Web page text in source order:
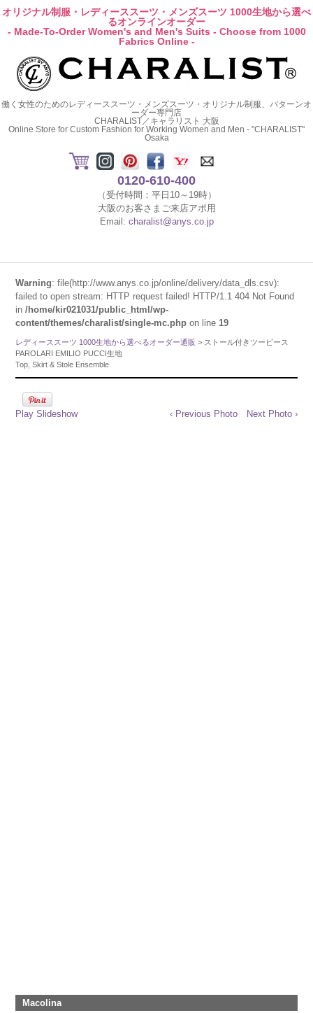
オリジナル制服・レディーススーツ・メンズスーツ 1000生地から選べ
るオンラインオーダー
- Made-To-Order Women's and Men's Suits - Choose from 1000
Fabrics Online -
働く女性のためのレディーススーツ・メンズスーツ・オリジナル制服、パターンオ
ーダー専門店
CHARALIST／キャラリスト 大阪
Online Store for Custom Fashion for Working Women and Men - "CHARALIST"
Osaka
0120-610-400
（受付時間：平日10～19時）
大阪のお客さまご来店アポ用
Email: charalist@anys.co.jp
Warning: file(http://www.anys.co.jp/online/delivery/data_dls.csv):
failed to open stream: HTTP request failed! HTTP/1.1 404 Not Found
in/home/kir021031/public_html/wp-
content/themes/charalist/single-mc.php on line19
レディーススーツ 1000生地から選べるオーダー通販 > ストール付きツーピース
PAROLARI EMILIO PUCCI生地
Top, Skirt & Stole Ensemble
Play Slideshow ‹ Previous Photo Next Photo ›
Macolina